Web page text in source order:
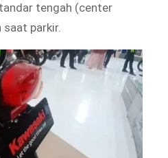
tengah (center
saat parkir.